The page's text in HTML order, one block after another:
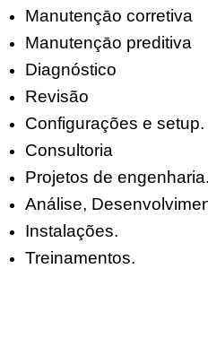
Manutençāo corretiva
Manutençāo preditiva
Diagnóstico
Revisão
Configurações e setup.
Consultoria
Projetos de engenharia.
Análise,
Instalações.
Treinamentos.